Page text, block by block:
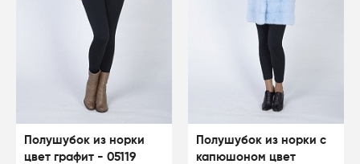
Полушубок из норки
цвет графит - 05119
Полушубок из норки с
капюшоном цвет